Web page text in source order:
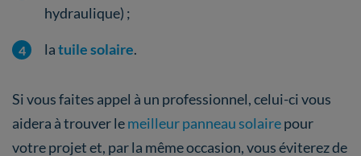
hydraulique) ;
latuile solaire.
Si vous faites appel à un professionnel, celui-ci vous
aidera à trouver lemeilleur panneau solairepour
votre projet et, par la même occasion, vous éviterez de